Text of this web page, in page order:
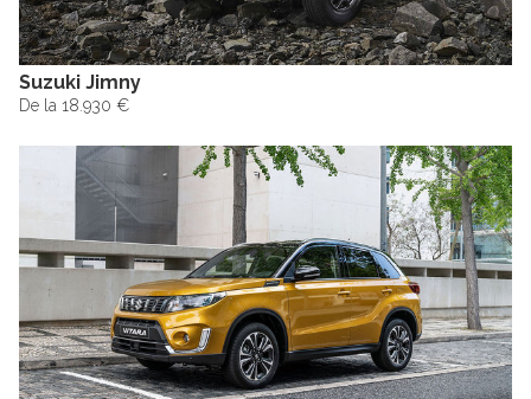
Suzuki Jimny
De la 18.930 €